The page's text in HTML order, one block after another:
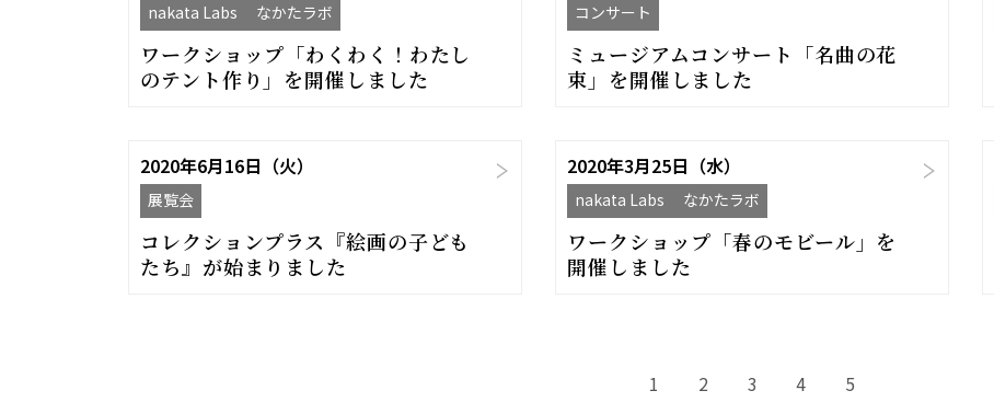
nakata Labs なかたラボ
ワークショップ「わくわく！わたし
のテント作り」を開催しました
コンサート
ミュージアムコンサート「名曲の花
束」を開催しました
2020年6月16日（火）
展覧会
コレクションプラス『絵画の子ども
たち』が始まりました
2020年3月25日（水）
nakata Labs なかたラボ
ワークショップ「春のモビール」を
開催しました
1 2 3 4 5